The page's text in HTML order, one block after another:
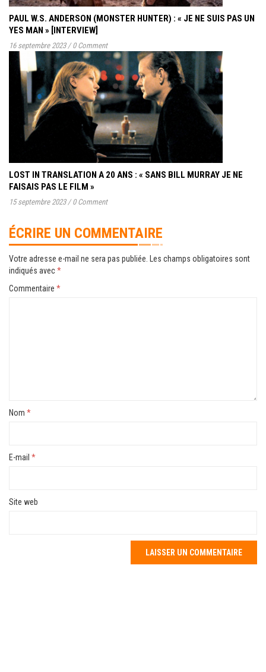
PAUL W.S. ANDERSON (MONSTER HUNTER) : « JE NE SUIS PAS UN
YES MAN » [INTERVIEW]
16 septembre 2023 / 0 Comment
LOST IN TRANSLATION A 20 ANS : « SANS BILL MURRAY JE NE
FAISAIS PAS LE FILM »
15 septembre 2023 / 0 Comment
ÉCRIRE UN COMMENTAIRE
Votre adresse e-mail ne sera pas publiée. Les champs obligatoires sont
indiqués avec*
Commentaire *
Nom *
E-mail *
Site web